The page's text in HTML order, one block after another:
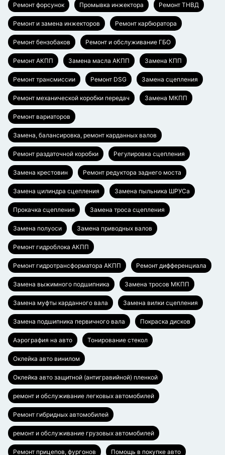
Ремонт форсунок Промывка инжектора Ремонт ТНВД
Ремонт и замена инжекторов Ремонт карбюратора
Ремонт бензобаков Ремонт и обслуживание ГБО
Ремонт АКПП Замена масла АКПП Замена КПП
Ремонт трансмиссии Ремонт DSG Замена сцепления
Ремонт механической коробки передач Замена МКПП
Ремонт вариаторов
Замена, балансировка, ремонт карданных валов
Ремонт раздаточной коробки Регулировка сцепления
Замена крестовин Ремонт редуктора заднего моста
Замена цилиндра сцепления Замена пыльника ШРУСа
Прокачка сцепления Замена троса сцепления
Замена полуоси Замена приводных валов
Ремонт гидроблока АКПП
Ремонт гидротрансформатора АКПП Ремонт дифференциала
Замена выжимного подшипника Замена тросов МКПП
Замена муфты карданного вала Замена вилки сцепления
Замена подшипника первичного вала Покраска дисков
Аэрография на авто Тонирование стекол
Оклейка авто винилом
Оклейка авто защитной (антигравийной) пленкой
ремонт и обслуживание легковых автомобилей
Ремонт гибридных автомобилей
ремонт и обслуживание грузовых автомобилей
Ремонт прицепов, фургонов Помощь в покупке авто